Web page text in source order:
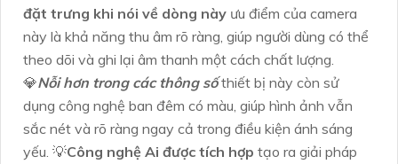
đặt trưng khi nói về dòng này ưu điểm của camera
này là khả năng thu âm rõ ràng, giúp người dùng có thể
theo dõi và ghi lại âm thanh một cách chất lượng.
💎Nỗi hơn trong các thông sốthiết bị này còn sử
dụng công nghệ ban đêm có màu, giúp hình ảnh vẫn
sắc nét và rõ ràng ngay cả trong điều kiện ánh sáng
yếu. 💡Công nghệ Ai được tích hợp tạo ra giải pháp